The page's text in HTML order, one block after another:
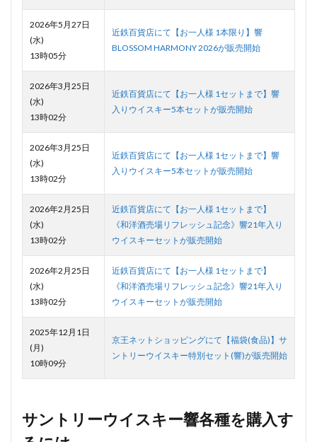
2026年5月27日
(水)
13時05分
近鉄百貨店にて【お一人様 1本限り】響
BLOSSOM HARMONY 2026が販売開始
2026年3月25日
(水)
13時02分
近鉄百貨店にて【お一人様 1セットまで】響
入りウイスキー5本セットが販売開始
2026年3月25日
(水)
13時02分
近鉄百貨店にて【お一人様 1セットまで】響
入りウイスキー5本セットが販売開始
2026年2月25日
(水)
13時02分
近鉄百貨店にて【お一人様 1セットまで】
《和洋酒売場リフレッシュ記念》響21年入り
ウイスキーセットが販売開始
2026年2月25日
(水)
13時02分
近鉄百貨店にて【お一人様 1セットまで】
《和洋酒売場リフレッシュ記念》響21年入り
ウイスキーセットが販売開始
2025年12月1日
(月)
10時09分
京王ネットショッピングにて【福袋(食品)】サ
ントリーウイスキー特別セット(響)が販売開始
サントリーウイスキー響各種を購入す